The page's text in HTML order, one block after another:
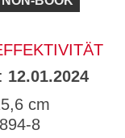
12.01.2024
cm
8